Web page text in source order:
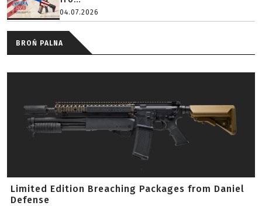
04.07.2026
BROŃ PALNA
Limited Edition Breaching Packages from Daniel
Defense